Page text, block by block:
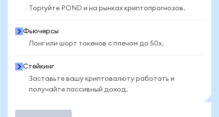
Торгуйте POND и на рынках криптопрогнозов.
Фьючерсы
Лонг или шорт токенов с плечом до 50x.
Стейкинг
Заставьте вашу криптовалюту работать и
получайте пассивный доход.